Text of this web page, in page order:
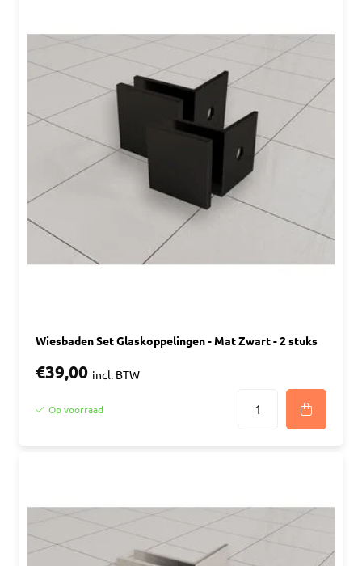
Wiesbaden Set Glaskoppelingen - Mat Zwart - 2 stuks
€39,00 incl. BTW
Op voorraad